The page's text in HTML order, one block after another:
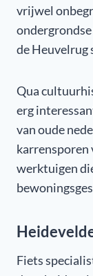
vrijwel
de Heuvelrug
Qua
erg
van oude
karrensporen
werktuigen
Fiets